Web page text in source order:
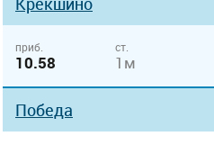
приб.
10.58
ст.
1м
Победа